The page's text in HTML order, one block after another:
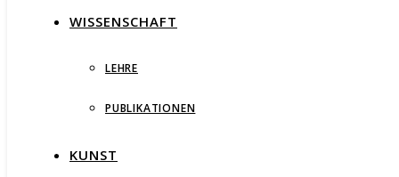
WISSENSCHAFT
LEHRE
PUBLIKATIONEN
KUNST